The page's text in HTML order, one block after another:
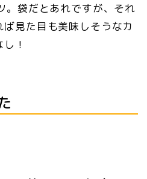
。袋だとあれですが、それ
見た目も美味しそうなカ
！